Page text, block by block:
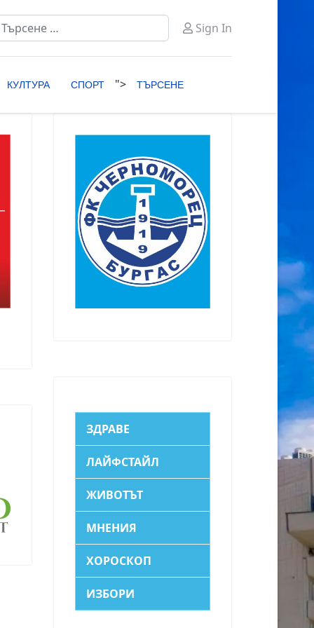
Sign In
КУЛТУРА СПОРТ "> ТЪРСЕНЕ
ЗДРАВЕ
ЛАЙФСТАЙЛ
ЖИВОТЪТ
МНЕНИЯ
ХОРОСКОП
ИЗБОРИ